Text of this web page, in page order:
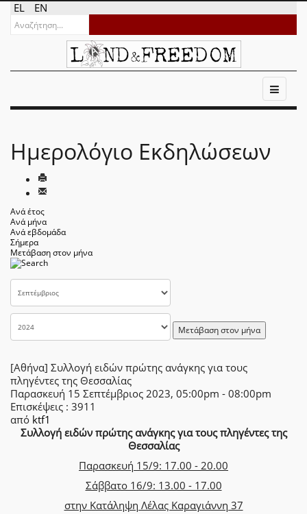
EL EN
Ημερολόγιο Εκδηλώσεων
Ανά έτος
Ανά μήνα
Ανά εβδομάδα
Σήμερα
Μετάβαση στον μήνα
Μετάβαση στον μήνα
[Αθήνα] Συλλογή ειδών πρώτης ανάγκης για τους
πληγέντες της Θεσσαλίας
Παρασκευή 15 Σεπτέμβριος 2023, 05:00pm - 08:00pm
Επισκέψεις : 3911
από ktf1
Συλλογή ειδών πρώτης ανάγκης για τους πληγέντες της
Θεσσαλίας
Παρασκευή 15/9: 17.00 - 20.00
Σάββατο 16/9: 13.00 - 17.00
στην Κατάληψη Λέλας Καραγιάννη 37